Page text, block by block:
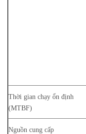
Thời gian chạy ổn định
(MTBF)
Nguồn cung cấp